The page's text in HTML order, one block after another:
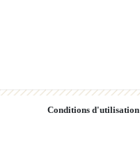
Conditions d'utilisation